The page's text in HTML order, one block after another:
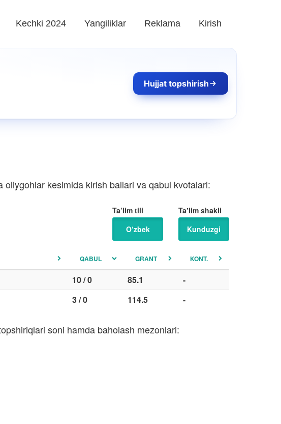
Kechki 2024 Yangiliklar Reklama Kirish
Hujjat topshirish
oliygohlar kesimida kirish ballari va qabul kvotalari:
Taʼlim shakli
Kunduzgi
Ta’lim tili
O‘zbek
QABUL GRANT KONT.
10 / 0 85.1
-
3 / 0 114.5 -
soni hamda baholash mezonlari: